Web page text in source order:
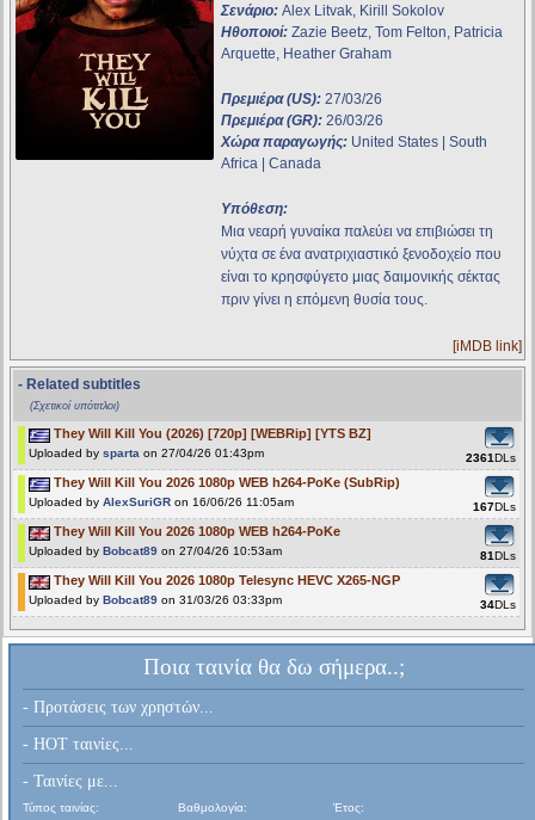
Σενάριο: Alex Litvak, Kirill Sokolov
Ηθοποιοί: Zazie Beetz, Tom Felton, Patricia
Arquette, Heather Graham
Πρεμιέρα (US): 27/03/26
Πρεμιέρα (GR): 26/03/26
Χώρα παραγωγής: United States | South
Africa | Canada
Υπόθεση:
Μια νεαρή γυναίκα παλεύει να επιβιώσει τη
νύχτα σε ένα ανατριχιαστικό ξενοδοχείο που
είναι το κρησφύγετο μιας δαιμονικής σέκτας
πριν γίνει η επόμενη θυσία τους.
[iMDB link]
- Related subtitles
(Σχετικοί υπότιτλοι)
They Will Kill You (2026) [720p] [WEBRip] [YTS BZ]
Uploaded by sparta on 27/04/26 01:43pm 2361DLs
They Will Kill You 2026 1080p WEB h264-PoKe (SubRip)
Uploaded by AlexSuriGR on 16/06/26 11:05am 167DLs
They Will Kill You 2026 1080p WEB h264-PoKe
Uploaded by Bobcat89 on 27/04/26 10:53am 81DLs
They Will Kill You 2026 1080p Telesync HEVC X265-NGP
Uploaded by Bobcat89 on 31/03/26 03:33pm 34DLs
Ποια ταινία θα δω σήμερα..;
- Προτάσεις των χρηστών...
- HOT ταινίες...
- Ταινίες με...
Τύπος ταινίας: Βαθμολογία: Έτος: